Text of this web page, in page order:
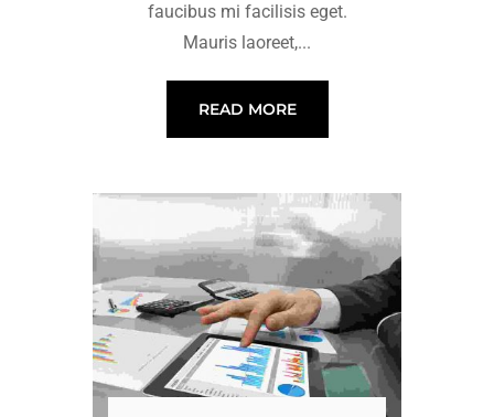
faucibus mi facilisis eget.
Mauris laoreet,...
READ MORE